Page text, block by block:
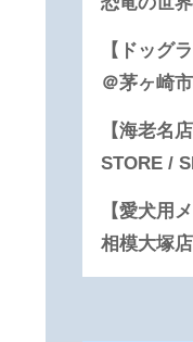
【ドッグ
＠茅ヶ崎市
【海老名
STORE /
【愛犬用
相模大塚